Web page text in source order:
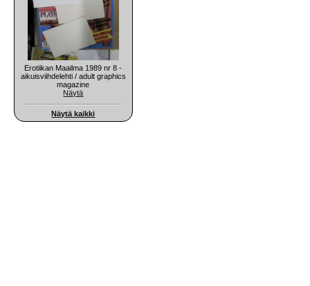
Erotiikan Maailma 1989 nr 8 -
aikuisviihdelehti / adult graphics
magazine
Näytä
Näytä kaikki